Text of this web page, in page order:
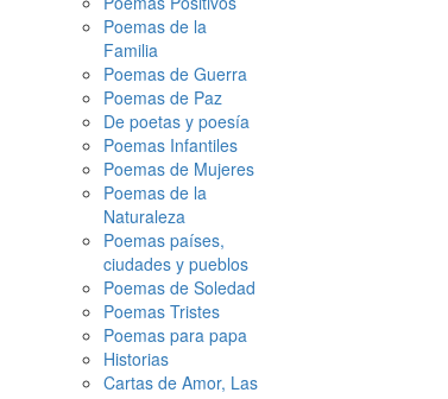
Poemas de la
Familia
Poemas de Guerra
Poemas de Paz
De poetas y poesía
Poemas Infantiles
Poemas de Mujeres
Poemas de la
Naturaleza
Poemas países,
ciudades y pueblos
Poemas de Soledad
Poemas Tristes
Poemas para papa
Historias
Cartas de Amor, Las